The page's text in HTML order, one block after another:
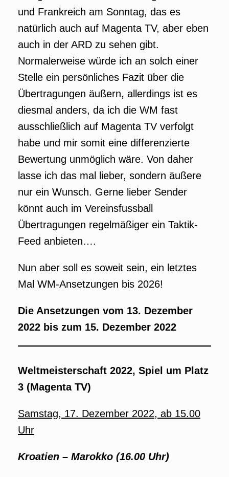
und Frankreich am Sonntag, das es
natürlich auch auf Magenta TV, aber eben
auch in der ARD zu sehen gibt.
Normalerweise würde ich an solch einer
Stelle ein persönliches Fazit über die
Übertragungen äußern, allerdings ist es
diesmal anders, da ich die WM fast
ausschließlich auf Magenta TV verfolgt
habe und mir somit eine differenzierte
Bewertung unmöglich wäre. Von daher
lasse ich das mal lieber, sondern äußere
nur ein Wunsch. Gerne lieber Sender
könnt auch im Vereinsfussball
Übertragungen regelmäßiger ein Taktik-
Feed anbieten….
Nun aber soll es soweit sein, ein letztes
Mal WM-Ansetzungen bis 2026!
Die Ansetzungen vom 13. Dezember
2022 bis zum 15. Dezember 2022
Weltmeisterschaft 2022, Spiel um Platz
3 (Magenta TV)
Samstag, 17. Dezember 2022, ab 15.00
Uhr
Kroatien – Marokko (16.00 Uhr)